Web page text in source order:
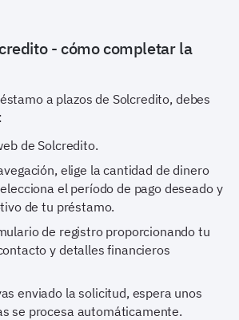
- cómo completar la
a plazos de Solcredito, debes
de Solcredito.
el período de pago deseado y
de tu préstamo.
y detalles financieros
se procesa automáticamente.